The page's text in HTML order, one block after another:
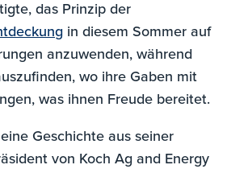
das Prinzip der
in diesem Sommer auf
anzuwenden, während
wo ihre Gaben mit
was ihnen Freude bereitet.
Geschichte aus seiner
von Koch Ag and Energy